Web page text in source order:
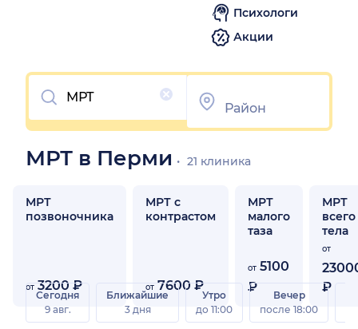
Психологи
Акции
Очистить
МРТ в Перми 21 клиника
МРТ
позвоночника
от 3200 ₽
МРТ с
контрастом
от 7600 ₽
МРТ
малого
таза
от 5100
₽
МРТ
всего
тела
от
₽
Сегодня
9 авг.
Ближайшие
3 дня
Утро
до 11:00
Вечер
после 18:00